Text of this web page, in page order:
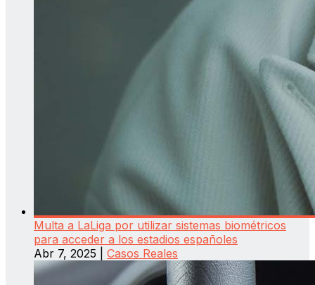
Multa a LaLiga por utilizar sistemas biométricos
para acceder a los estadios españoles
Abr 7, 2025
Casos Reales